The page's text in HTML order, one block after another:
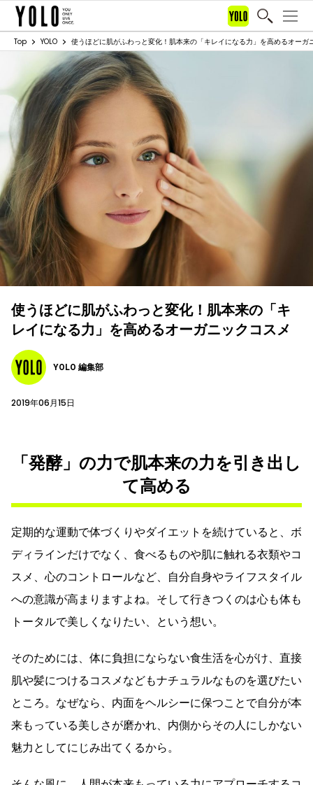
Top YOLO 使うほどに肌がふわっと変化！肌本来の「キレイになる力」を高めるオーガ
使うほどに肌がふわっと変化！肌本来の「キ
レイになる力」を高めるオーガニックコスメ
YOLO 編集部
2019年06月15日
「発酵」の力で肌本来の力を引き出し
て高める
定期的な運動で体づくりやダイエットを続けていると、ボ
ディラインだけでなく、食べるものや肌に触れる衣類やコ
スメ、心のコントロールなど、自分自身やライフスタイル
への意識が高まりますよね。そして行きつくのは心も体も
トータルで美しくなりたい、という想い。
そのためには、体に負担にならない食生活を心がけ、直接
肌や髪につけるコスメなどもナチュラルなものを選びたい
ところ。なぜなら、内面をヘルシーに保つことで自分が本
来もっている美しさが磨かれ、内側からその人にしかない
魅力としてにじみ出てくるから。